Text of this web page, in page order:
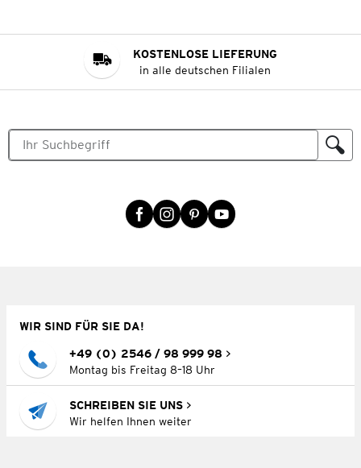
KOSTENLOSE LIEFERUNG
in alle deutschen Filialen
WIR SIND FÜR SIE DA!
+49 (0) 2546 / 98 999 98
Montag bis Freitag 8–18 Uhr
SCHREIBEN SIE UNS
Wir helfen Ihnen weiter